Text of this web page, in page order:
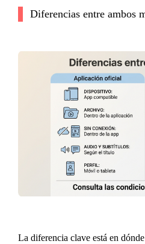
Diferencias entre ambos
La diferencia clave está en